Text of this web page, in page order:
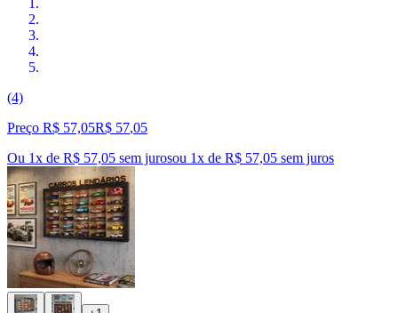
(4)
Preço R$ 57,05R$ 57,05
Ou 1x de R$ 57,05 sem jurosou 1x de R$ 57,05 sem juros